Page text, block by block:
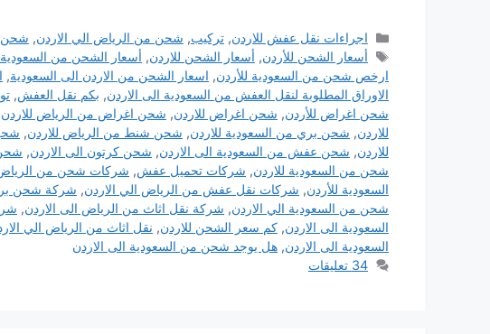
التصنيفات
اجراءات نقل عفش للاردن,تركيب, شحن من الرياض الي الاردن, شحن
الوسوم
أسعار الشحن للأردن, أسعار الشحن للاردن, أسعار الشحن من السعودية
ارخص شحن من السعودية للأردن, اسعار الشحن من الاردن الى السعودية,
الاوراق المطلوبة لنقل العفش من السعودية الى الاردن, بكم نقل العفش,
شحن اغراض للأردن, شحن اغراض للاردن, شحن اغراض من الرياض للاردن
للاردن, شحن بري من السعودية للاردن, شحن شنط من الرياض للاردن,
للاردن, شحن عفش من السعودية الى الاردن, شحن كرتون الى الاردن,
شحن من السعودية للاردن, شركات تحميل عفش, شركات شحن من الرياض
السعودية للأردن, شركات نقل عفش من الرياض الي الاردن, شركة شحن
شحن من السعودية الي الاردن, شركة نقل اثاث من الرياض الى الاردن,
السعودية الى الاردن, كم سعر الشحن للاردن, نقل اثاث من الرياض الي
السعودية الى الاردن, هل يوجد شحن من السعودية الى الاردن
34 تعليقات